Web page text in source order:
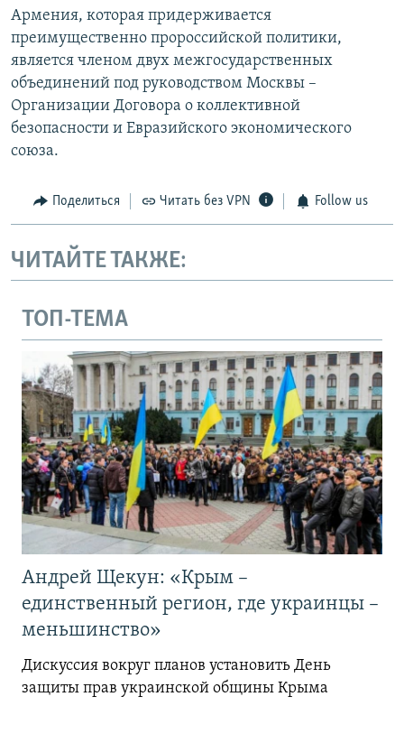
Армения, которая придерживается
преимущественно пророссийской политики,
является членом двух межгосударственных
объединений под руководством Москвы –
Организации Договора о коллективной
безопасности и Евразийского экономического
союза.
Поделиться Читать без VPN Follow us
ЧИТАЙТЕ ТАКЖЕ:
ТОП-ТЕМА
Андрей Щекун: «Крым –
единственный регион, где украинцы –
меньшинство»
Дискуссия вокруг планов установить День
защиты прав украинской общины Крыма